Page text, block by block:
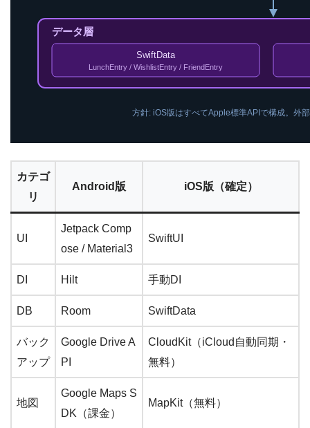
データ層
SwiftData
LunchEntry / WishlistEntry / FriendEntry
方針: iOS版はすべてApple標準APIで構成。外
カテゴ
リ
Android版 iOS版（確定）
UI
Jetpack Comp
ose / Material3
SwiftUI
DI Hilt 手動DI
DB Room SwiftData
バック
アップ
Google Drive A
PI
CloudKit（iCloud自動同期・
無料）
地図
Google Maps S
DK（課金）
MapKit（無料）